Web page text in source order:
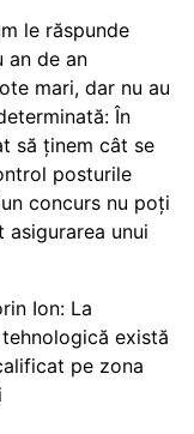
le răspunde
an de an
mari, dar nu au
În
să ținem cât se
posturile
concurs nu poți
asigurarea unui
Ion: La
există
pe zona